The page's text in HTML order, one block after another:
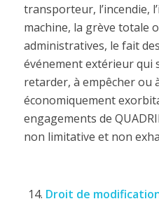
transporteur, l’incendie,
machine, la grève totale
administratives, le fait
événement extérieur qui
retarder, à empêcher ou
économiquement
engagements de
non limitative et non
Droit de